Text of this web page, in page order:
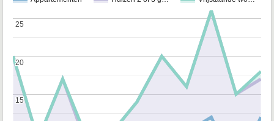
15
15
20
20
25
25